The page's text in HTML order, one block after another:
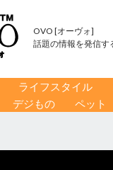
OVO [オーヴォ]
話題の情報を発信す
ライフスタイル
デジもの ペット